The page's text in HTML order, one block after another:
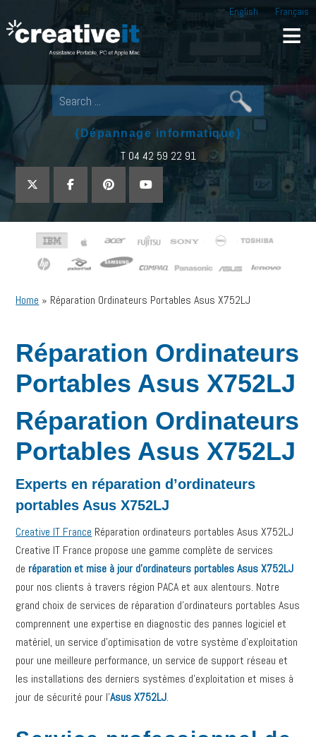
English Français
Creative IT
Pour tout dépannage informatique,
{Dépannage informatique}
T 04 42 59 22 91
Home » Réparation Ordinateurs Portables Asus X752LJ
Réparation Ordinateurs
Portables Asus X752LJ
Réparation Ordinateurs
Portables Asus X752LJ
Experts en réparation d’ordinateurs
portables Asus X752LJ
Creative IT France Réparation ordinateurs portables Asus X752LJ
Creative IT France propose une gamme complète de services
de réparation et mise à jour d’ordinateurs portables Asus X752LJ
pour nos clients à travers région PACA et aux alentours. Notre
grand choix de services de réparation d’ordinateurs portables Asus
comprennent une expertise en diagnostic des pannes logiciel et
matériel, un service d’optimisation de votre système d’exploitation
pour une meilleure performance, un service de support réseau et
les installations des derniers systèmes d’exploitation et mises à
jour de sécurité pour l’Asus X752LJ.